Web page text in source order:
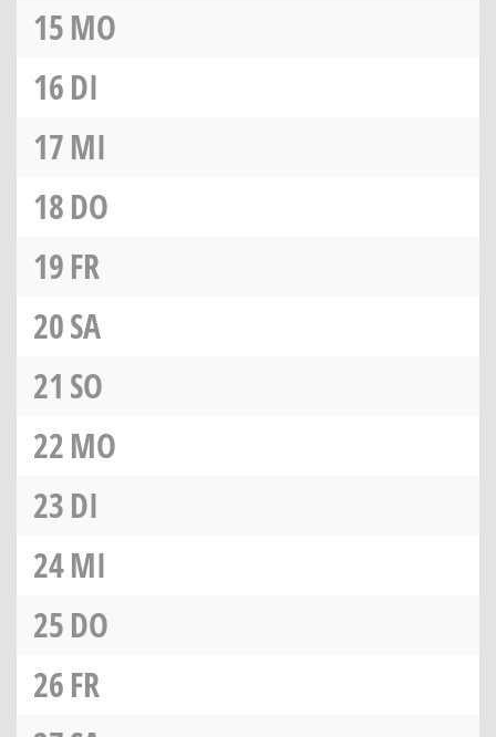
15MO
16DI
17MI
18DO
19FR
20SA
21 SO
22MO
23DI
24MI
25DO
26FR